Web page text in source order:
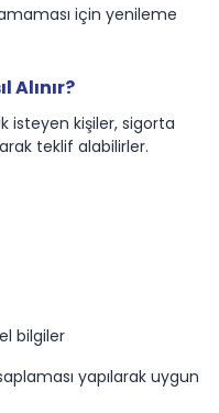
için yenileme
Alınır?
isteyen kişiler, sigorta
teklif alabilirler.
bilgiler
yapılarak uygun